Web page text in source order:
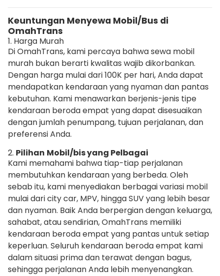
Keuntungan Menyewa Mobil/Bus di
OmahTrans
1. Harga Murah
Di OmahTrans, kami percaya bahwa sewa mobil
murah bukan berarti kwalitas wajib dikorbankan.
Dengan harga mulai dari 100K per hari, Anda dapat
mendapatkan kendaraan yang nyaman dan pantas
kebutuhan. Kami menawarkan berjenis-jenis tipe
kendaraan beroda empat yang dapat disesuaikan
dengan jumlah penumpang, tujuan perjalanan, dan
preferensi Anda.
2. Pilihan Mobil/bis yang Pelbagai
Kami memahami bahwa tiap-tiap perjalanan
membutuhkan kendaraan yang berbeda. Oleh
sebab itu, kami menyediakan berbagai variasi mobil
mulai dari city car, MPV, hingga SUV yang lebih besar
dan nyaman. Baik Anda berpergian dengan keluarga,
sahabat, atau sendirian, OmahTrans memiliki
kendaraan beroda empat yang pantas untuk setiap
keperluan. Seluruh kendaraan beroda empat kami
dalam situasi prima dan terawat dengan bagus,
sehingga perjalanan Anda lebih menyenangkan.